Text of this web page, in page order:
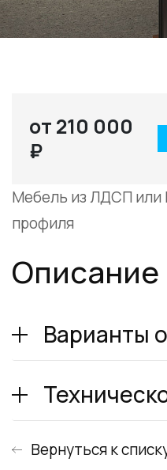
от 210 000
₽
Мебель из ЛДСП или
профиля
Описание
Варианты
Вернуться к